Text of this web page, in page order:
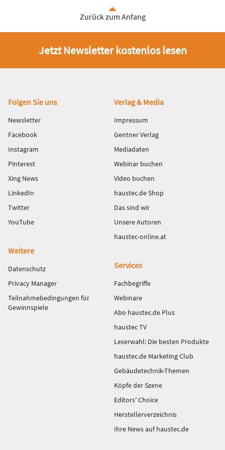
Zurück zum Anfang
Jetzt Newsletter kostenlos lesen
Fußbereich
Folgen Sie uns
Newsletter
Facebook
Instagram
Pinterest
Xing News
LinkedIn
Twitter
YouTube
Verlag & Media
Impressum
Gentner Verlag
Mediadaten
Webinar buchen
Video buchen
haustec.de Shop
Das sind wir
Unsere Autoren
haustec-online.at
Weitere
Datenschutz
Privacy Manager
Teilnahmebedingungen für
Gewinnspiele
Services
Fachbegriffe
Webinare
Abo haustec.de Plus
haustec TV
Leserwahl: Die besten Produkte
haustec.de Marketing Club
Gebäudetechnik-Themen
Köpfe der Szene
Editors' Choice
Herstellerverzeichnis
Ihre News auf haustec.de